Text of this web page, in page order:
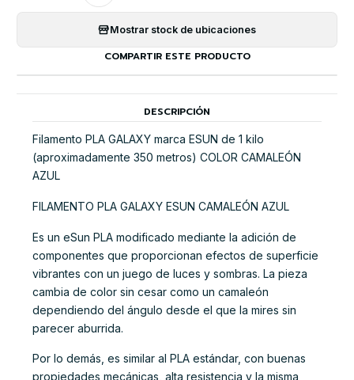
Mostrar stock de ubicaciones
COMPARTIR ESTE PRODUCTO
DESCRIPCIÓN
Filamento PLA GALAXY marca ESUN de 1 kilo
(aproximadamente 350 metros) COLOR CAMALEÓN
AZUL
FILAMENTO PLA GALAXY ESUN CAMALEÓN AZUL
Es un eSun PLA modificado mediante la adición de
componentes que proporcionan efectos de superficie
vibrantes con un juego de luces y sombras. La pieza
cambia de color sin cesar como un camaleón
dependiendo del ángulo desde el que la mires sin
parecer aburrida.
Por lo demás, es similar al PLA estándar, con buenas
propiedades mecánicas, alta resistencia y la misma